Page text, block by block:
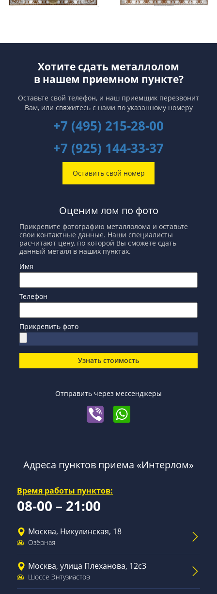
Хотите сдать металлолом
в нашем приемном пункте?
Оставьте свой телефон, и наш приемщик перезвонит
Вам, или свяжитесь с нами по указанному номеру
+7 (495) 215-28-00
+7 (925) 144-33-37
Оставить свой номер
Оценим лом по фото
Прикрепите фотографию металлолома и оставьте
свои контактные данные. Наши специалисты
расчитают цену, по которой Вы сможете сдать
данный металл в наших пунктах.
Имя
Телефон
Прикрепить фото
Узнать стоимость
Отправить через мессенджеры
Адреса пунктов приема «Интерлом»
Время работы пунктов:
08-00 – 21:00
Москва, Никулинская, 18
Озёрная
Москва, улица Плеханова, 12с3
Шоссе Энтузиастов